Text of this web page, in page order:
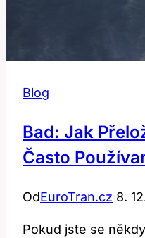
Blog
Bad: Jak
Často
OdEuroTran.cz 8.
Pokud jste se